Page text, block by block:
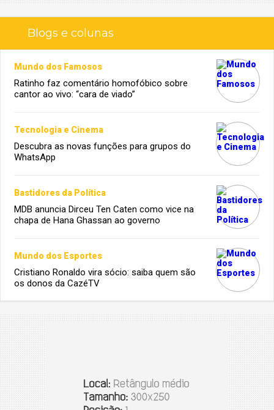
Blogs e colunas
Mundo dos Famosos
Ratinho faz comentário homofóbico sobre
cantor ao vivo: “cara de viado”
Tecnologia e Cinema
Descubra as novas funções para grupos do
WhatsApp
Bastidores da Política
MDB anuncia Dirceu Ten Caten como vice na
chapa de Hana Ghassan ao governo
Mundo dos Esportes
Cristiano Ronaldo vira sócio: saiba quem são
os donos da CazéTV